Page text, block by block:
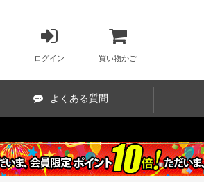
ログイン 買い物かご
よくある質問